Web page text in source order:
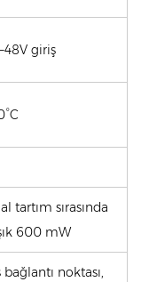
giriş
tartım sırasında
600 mW
noktası,